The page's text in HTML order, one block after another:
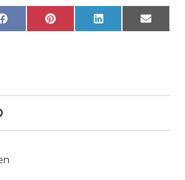
FacebookPinterestLinkedInEmail